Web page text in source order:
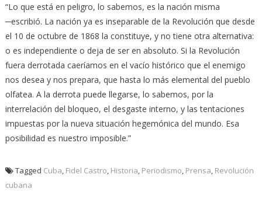
“Lo que está en peligro, lo sabemos, es la nación misma
─escribió. La nación ya es inseparable de la Revolución que desde
el 10 de octubre de 1868 la constituye, y no tiene otra alternativa:
o es independiente o deja de ser en absoluto. Si la Revolución
fuera derrotada caeríamos en el vacío histórico que el enemigo
nos desea y nos prepara, que hasta lo más elemental del pueblo
olfatea. A la derrota puede llegarse, lo sabemos, por la
interrelación del bloqueo, el desgaste interno, y las tentaciones
impuestas por la nueva situación hegemónica del mundo. Esa
posibilidad es nuestro imposible.”
Tagged Cuba Fidel Castro Historia Periodismo Prensa Revolución
cubana